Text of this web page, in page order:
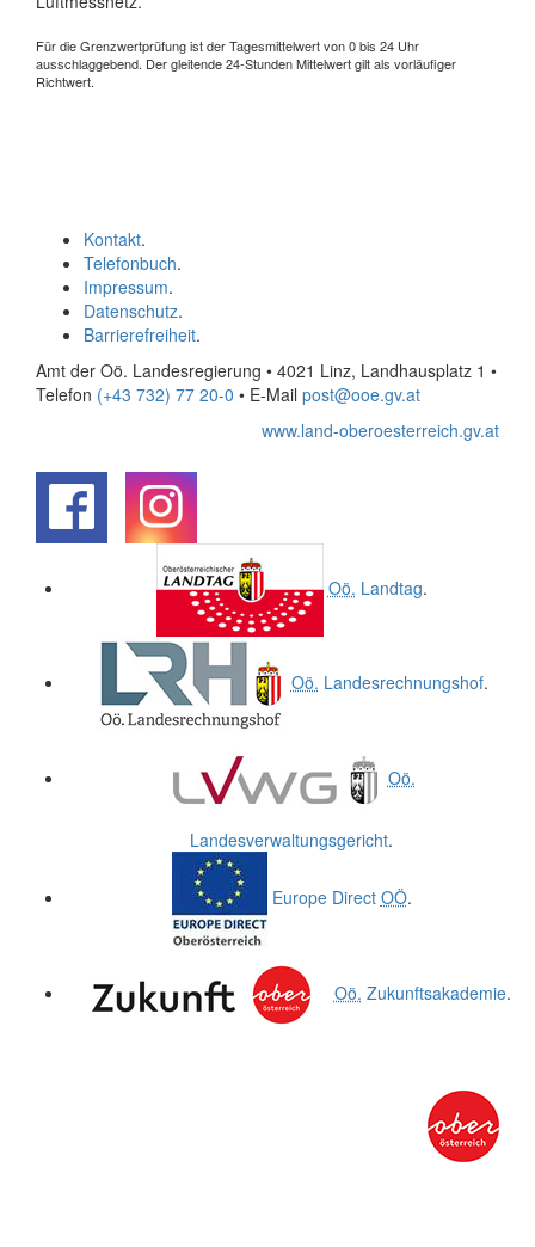
Für die Grenzwertprüfung ist der Tagesmittelwert von 0 bis 24 Uhr
ausschlaggebend. Der gleitende 24-Stunden Mittelwert gilt als vorläufiger
Richtwert.
Kontakt.
Telefonbuch.
Impressum.
Datenschutz.
Barrierefreiheit.
Amt der Oö. Landesregierung • 4021 Linz, Landhausplatz 1 •
Telefon (+43 732) 77 20-0 • E-Mail post@ooe.gv.at
www.land-oberoesterreich.gv.at
Oö. Landtag.
Oö. Landesrechnungshof.
Oö.
Landesverwaltungsgericht.
Europe Direct OÖ.
Oö. Zukunftsakademie.